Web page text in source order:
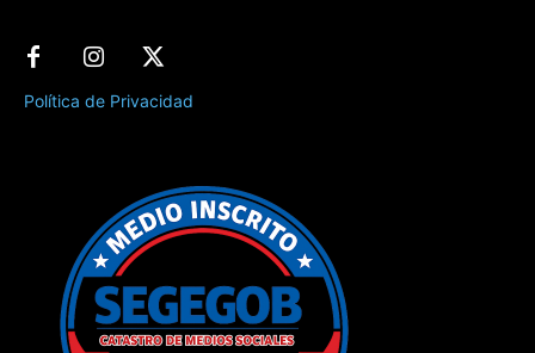
Política de Privacidad